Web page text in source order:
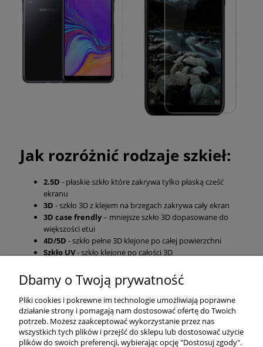
Jak rozróżnić rodzaje szkieł:
2.5D - płaskie szkło które zakrywa tylko płaską cześć
ekranu
3D - szkło 3D z klejem na brzegach zakrywa cały ekran
3D case frendly– mniejsze szkło 3D dopasowane do
większości etui
4D/5D - szkło pełne 3D klejone po całej powierzchni
Szkło UV- szkło klejone po całości 3D
Pomoc
Moje konto
Płatności i dostawa
Dbamy o Twoją prywatność
Pliki cookies i pokrewne im technologie umożliwiają poprawne
działanie strony i pomagają nam dostosować ofertę do Twoich
potrzeb. Możesz zaakceptować wykorzystanie przez nas
wszystkich tych plików i przejść do sklepu lub dostosować użycie
plików do swoich preferencji, wybierając opcję "Dostosuj zgody".